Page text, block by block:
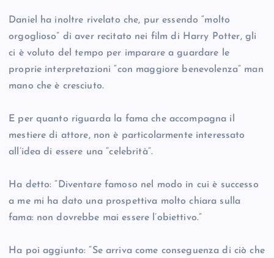
Daniel ha inoltre rivelato che, pur essendo “molto
orgoglioso” di aver recitato nei film di Harry Potter, gli
ci è voluto del tempo per imparare a guardare le
proprie interpretazioni “con maggiore benevolenza” man
mano che è cresciuto.
E per quanto riguarda la fama che accompagna il
mestiere di attore, non è particolarmente interessato
all’idea di essere una “celebrità”.
Ha detto: “Diventare famoso nel modo in cui è successo
a me mi ha dato una prospettiva molto chiara sulla
fama: non dovrebbe mai essere l’obiettivo.”
Ha poi aggiunto: “Se arriva come conseguenza di ciò che